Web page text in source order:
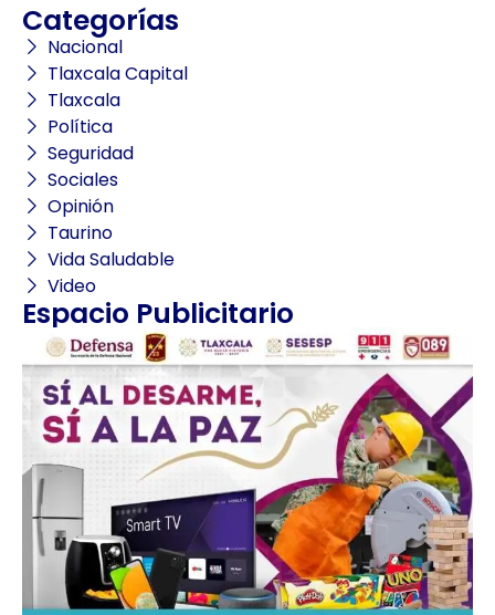
Categorías
Nacional
Tlaxcala Capital
Tlaxcala
Política
Seguridad
Sociales
Opinión
Taurino
Vida Saludable
Video
Espacio Publicitario